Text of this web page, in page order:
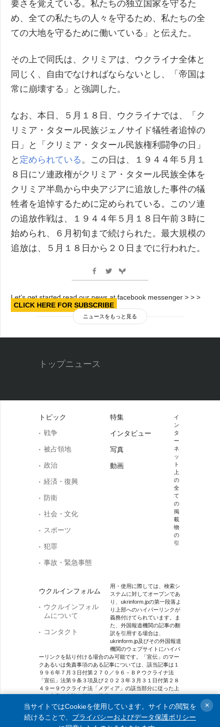
要さを覚えている。私たちの独立国家を守るた
め、全ての私たちの人々を守るため、私たちの全
ての大地を守るために働いている」と伝えた。
その上で同氏は、クリミアは、ウクライナ全体と
同じく、自由でなければならないとし、「帝国は
常に崩壊する」と強調した。
なお、本日、５月１８日、ウクライナでは、「ク
リミア・タタール民族ジェノサイド犠牲者追悼の
日」と「クリミア・タタール民族権利闘争の日」
と 定められている 。この日は、１９４４年５月１
８日にソ連政権がクリミア・タタール民族全体を
クリミア半島から中央アジアに追放した事件の犠
牲者を追悼するために定められている。このソ連
の追放作戦は、１９４４年５月１８日午前３時に
始められ、６月初旬まで続けられた。最大規模の
追放は、５月１８日から２０日までに行われた。
Let’s get started read our news at facebook messenger > > >
CLICK HERE FOR SUBSCRIBE
ニュースをもっと見る
トップニュース
トピック
戦争
被占領地
政治
経済・復興
防衛
社会・文化
スポーツ
犯罪
事故・緊急事態
ウクルインフォルム
ウクルインフォル
ムについて
コンタクト
特集
インタビュー
写真
動画
イ
ン
タ
ー
ネ
ッ
ト
上
の
全
て
の
掲
載
物
の
引
用・使用に際しては、検索シ
ステムに対してオープンであ
り、ukrinform.jpの第一段落よ
り上部へのハイパーリンクが
義務付けてられています。ま
た、外国報道機関の記事の翻
訳を引用する場合は、
ukrinform.jp及びその外国報道
機関のウェブサイトにハイパ
ーリンクを貼り付ける場合のみ可能です。「宣伝」のマー
クあるいは免責事項のある記事については、該当記事は１
９９６年７月３日付第２７０／９６－ＢＰウクライナ法
「宣伝」法第９条３項及び２０２３年３月３１日付第２８
４９ー９ウクライナ法「メディア」の該当部分に従った上
で、合意／会計を根拠に掲載されています。
オンラインメディア主体 メディア識別番号：R40-01421.
当サイトではCookieを使用しています。サイトの閲覧を
続けることで、 プライバシーおよびデータ保護ポリシー
×